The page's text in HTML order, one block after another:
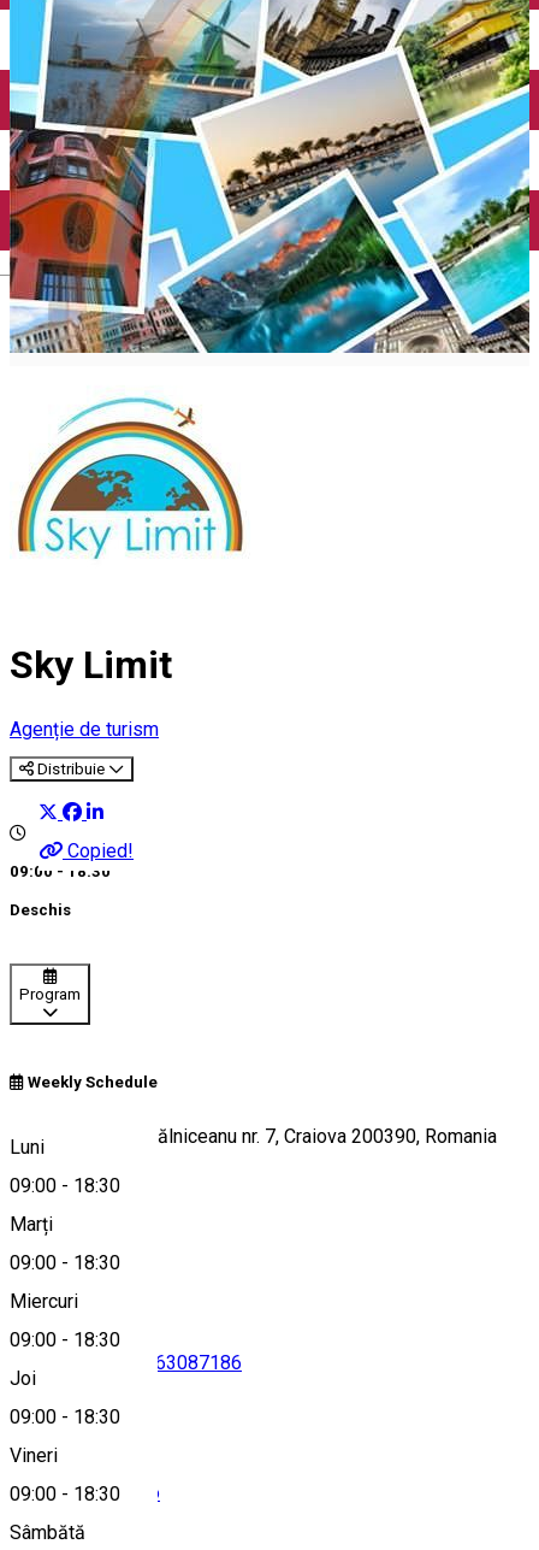
English
Închirieri auto
Închirieri biciclete
Taxi
Încărcare vehicule electrice
Sky Limit
Agenție de turism
Distribuie
Copied!
09:00 - 18:30
Deschis
Program
Weekly Schedule
Luni
09:00 - 18:30
Marți
09:00 - 18:30
Miercuri
09:00 - 18:30
Joi
09:00 - 18:30
Vineri
09:00 - 18:30
Sâmbătă
Strada Mihail Kogălniceanu nr. 7, Craiova 200390, Romania
Hartă
0763087186
office@skylimit.ro